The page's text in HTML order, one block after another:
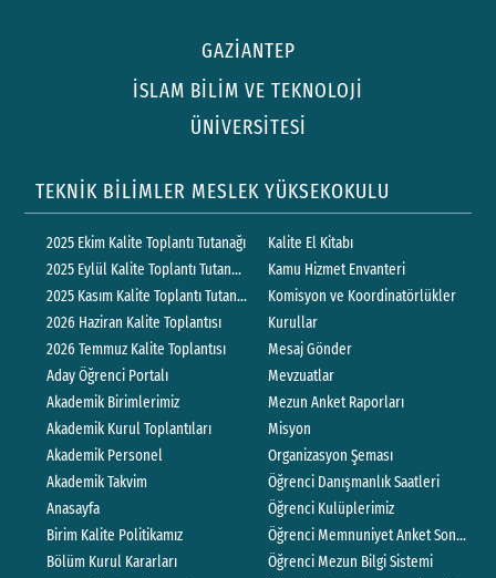
GAZİANTEP
İSLAM BİLİM VE TEKNOLOJİ
ÜNİVERSİTESİ
TEKNİK BİLİMLER MESLEK YÜKSEKOKULU
2025 Ekim Kalite Toplantı Tutanağı
2025 Eylül Kalite Toplantı Tutanağı
2025 Kasım Kalite Toplantı Tutanağı
2026 Haziran Kalite Toplantısı
2026 Temmuz Kalite Toplantısı
Aday Öğrenci Portalı
Akademik Birimlerimiz
Akademik Kurul Toplantıları
Akademik Personel
Akademik Takvim
Anasayfa
Birim Kalite Politikamız
Bölüm Kurul Kararları
Kalite El Kitabı
Kamu Hizmet Envanteri
Komisyon ve Koordinatörlükler
Kurullar
Mesaj Gönder
Mevzuatlar
Mezun Anket Raporları
Misyon
Organizasyon Şeması
Öğrenci Danışmanlık Saatleri
Öğrenci Kulüplerimiz
Öğrenci Memnuniyet Anket Sonuçları
Öğrenci Mezun Bilgi Sistemi